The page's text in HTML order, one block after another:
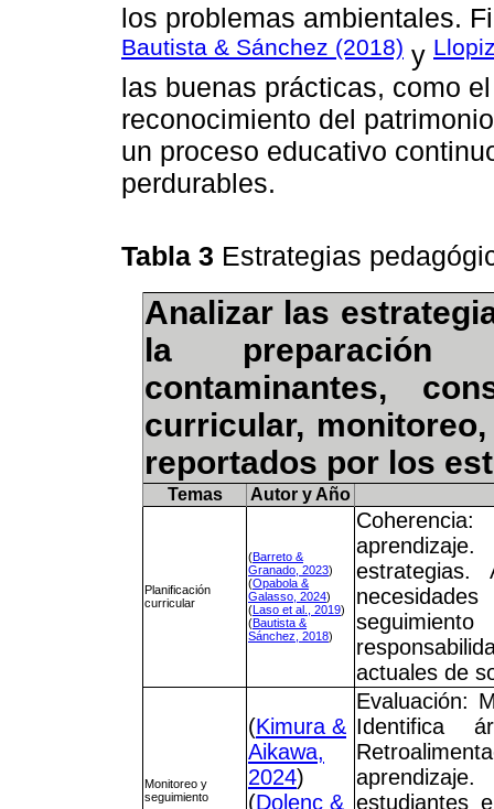
los problemas ambientales.
Bautista & Sánchez (2018) y
las buenas prácticas, como
reconocimiento del
un proceso educativo
perdurables.
Tabla 3 Estrategias
Analizar las
la preparación
contaminantes,
curricular,
reportados por los
Temas Autor y Año
Planificación
curricular
(Barreto &
Granado, 2023)
(Opabola &
Galasso, 2024)
(Laso et al., 2019)
(Bautista &
Sánchez, 2018)
estrategias.
actuales de
Monitoreo y
seguimiento
(Kimura &
Aikawa,
2024)
(Dolenc &
Evaluación:
Identifica
estudiantes